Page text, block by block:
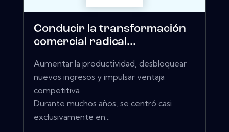
Conducir la transformación
comercial radical...
Aumentar la productividad, desbloquear
nuevos ingresos y impulsar ventaja
competitiva
Durante muchos años, se centró casi
exclusivamente en...